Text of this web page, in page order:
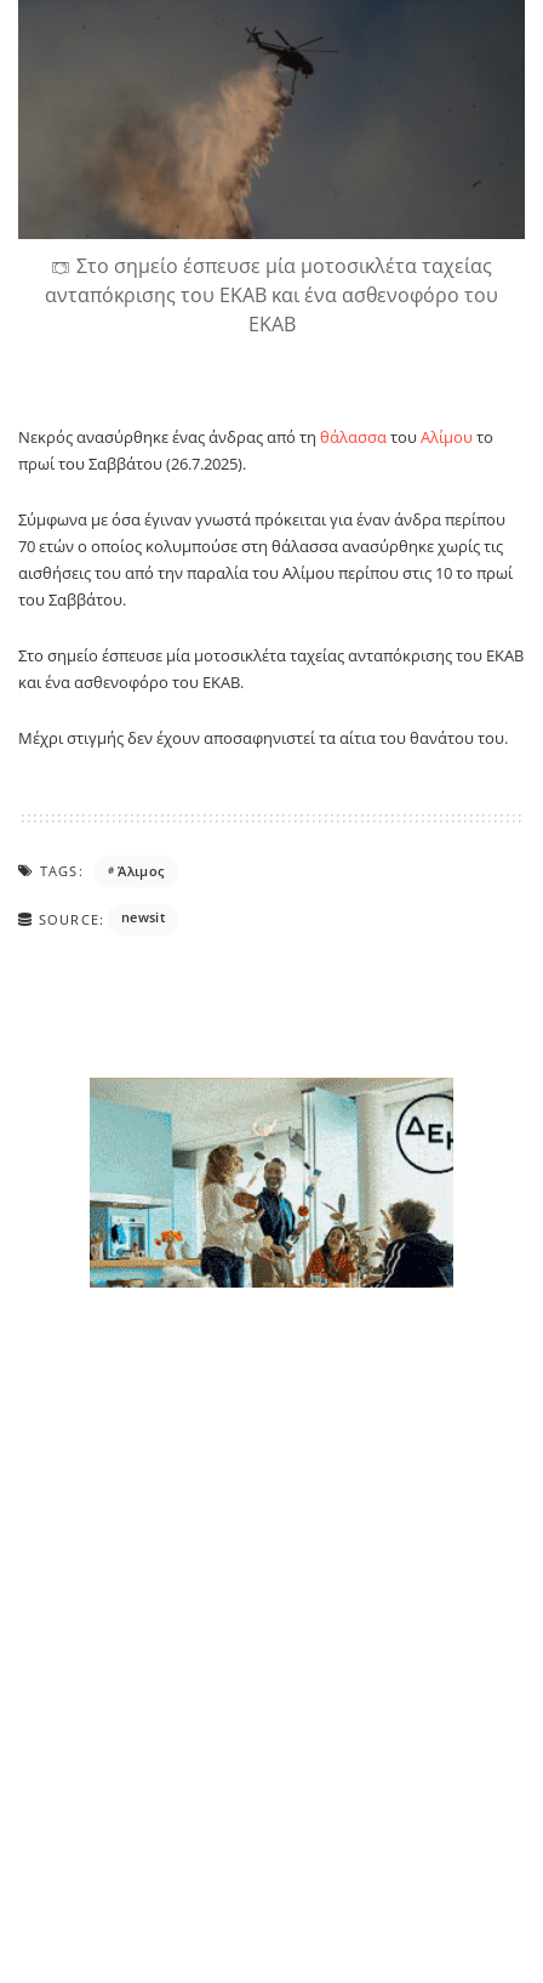
Στο σημείο έσπευσε μία μοτοσικλέτα ταχείας
ανταπόκρισης του ΕΚΑΒ και ένα ασθενοφόρο του
ΕΚΑΒ
Νεκρός ανασύρθηκε ένας άνδρας από τη θάλασσα τουΑλίμουτο
πρωί του Σαββάτου (26.7.2025).
Σύμφωνα με όσα έγιναν γνωστά πρόκειται για έναν άνδρα περίπου
70 ετών ο οποίος κολυμπούσε στη θάλασσα ανασύρθηκε χωρίς τις
αισθήσεις του από την παραλία του Αλίμου περίπου στις 10 το πρωί
του Σαββάτου.
Στο σημείο έσπευσε μία μοτοσικλέτα ταχείας ανταπόκρισης του ΕΚΑΒ
και ένα ασθενοφόρο του ΕΚΑΒ.
Μέχρι στιγμής δεν έχουν αποσαφηνιστεί τα αίτια του θανάτου του.
TAGS: Άλιμος
SOURCE: newsit